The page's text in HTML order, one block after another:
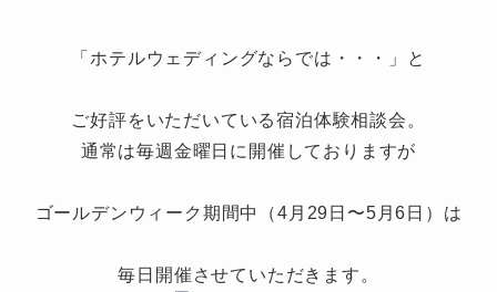
「ホテルウェディングならでは・・・」と
ご好評をいただいている宿泊体験相談会。
通常は毎週金曜日に開催しておりますが
ゴールデンウィーク期間中（4月29日〜5月6日）は
毎日開催させていただきます。